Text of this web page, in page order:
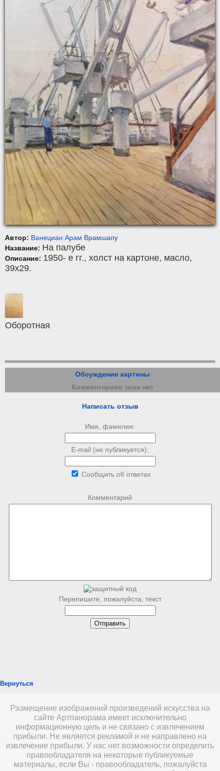
Автор: Ванециан Арам Врамшапу
Название: На палубе
Описание: 1950- е гг., холст на картоне, масло,
39x29.
Оборотная
Обсуждение картины
Комментариев пока нет
Написать отзыв
Имя, фамилия:
E-mail (не публикуется):
Сообщить об ответах
Комментарий
Перепишите, пожалуйста, текст
Вернуться
Размещение изображений произведений искусства на
сайте Артпанорама имеет исключительно
информационную цель и не связано с извлечением
прибыли. Не является рекламой и не направлено на
извлечение прибыли. У нас нет возможности определить
правообладателя на некоторые публикуемые
материалы, если Вы - правообладатель, пожалуйста